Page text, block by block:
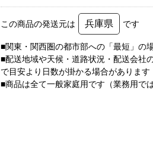
この商品の発送元は 兵庫県 です
■関東・関西圏の都市部への「最短」の
■配送地域や天候・道路状況・配送会社
で目安より日数が掛かる場合があります
■商品は全て一般家庭用です（業務用で